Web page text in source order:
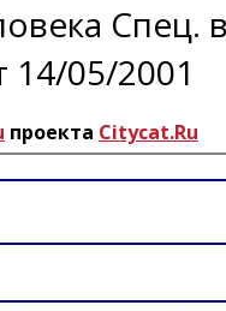
Спец.
14/05/2001
проекта Citycat.Ru